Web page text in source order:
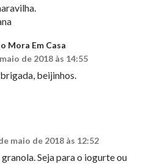
Mora Em Casa
de 2018 às 14:55
beijinhos.
maio de 2018 às 12:52
Seja para o iogurte ou